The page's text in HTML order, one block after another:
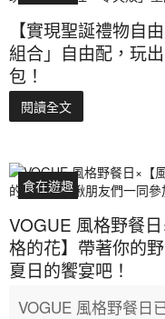
【實現聖誕禮物自
組合」自由配，玩
包！
閱讀全文
食在遊趣
VOGUE 風格野餐
格的花】帶著你的
夏日的饗宴吧！
VOGUE 風格野餐日